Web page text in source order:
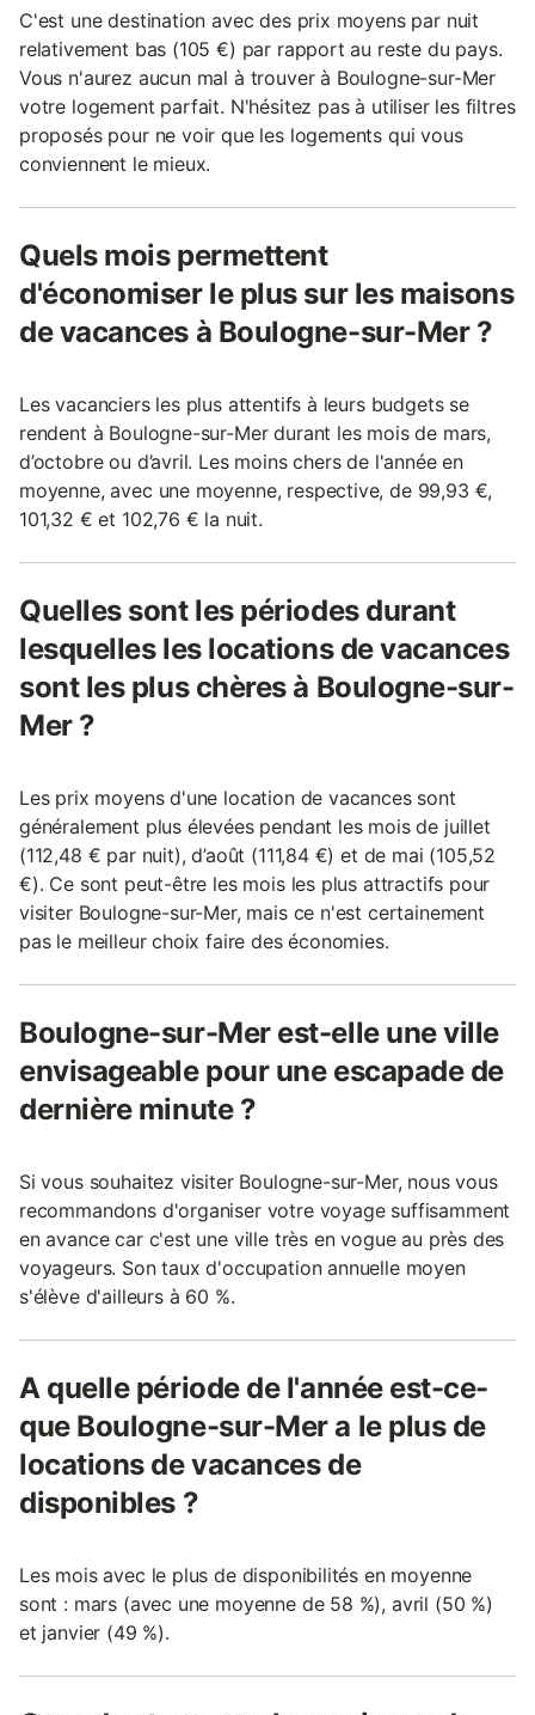
C'est une destination avec des prix moyens par nuit
relativement bas (105 €) par rapport au reste du pays.
Vous n'aurez aucun mal à trouver à Boulogne-sur-Mer
votre logement parfait. N'hésitez pas à utiliser les filtres
proposés pour ne voir que les logements qui vous
conviennent le mieux.
Quels mois permettent
d'économiser le plus sur les maisons
de vacances à Boulogne-sur-Mer ?
Les vacanciers les plus attentifs à leurs budgets se
rendent à Boulogne-sur-Mer durant les mois de mars,
d’octobre ou d’avril. Les moins chers de l'année en
moyenne, avec une moyenne, respective, de 99,93 €,
101,32 € et 102,76 € la nuit.
Quelles sont les périodes durant
lesquelles les locations de vacances
sont les plus chères à Boulogne-sur-
Mer ?
Les prix moyens d'une location de vacances sont
généralement plus élevées pendant les mois de juillet
(112,48 € par nuit), d’août (111,84 €) et de mai (105,52
€). Ce sont peut-être les mois les plus attractifs pour
visiter Boulogne-sur-Mer, mais ce n'est certainement
pas le meilleur choix faire des économies.
Boulogne-sur-Mer est-elle une ville
envisageable pour une escapade de
dernière minute ?
Si vous souhaitez visiter Boulogne-sur-Mer, nous vous
recommandons d'organiser votre voyage suffisamment
en avance car c'est une ville très en vogue au près des
voyageurs. Son taux d'occupation annuelle moyen
s'élève d'ailleurs à 60 %.
A quelle période de l'année est-ce-
que Boulogne-sur-Mer a le plus de
locations de vacances de
disponibles ?
Les mois avec le plus de disponibilités en moyenne
sont : mars (avec une moyenne de 58 %), avril (50 %)
et janvier (49 %).